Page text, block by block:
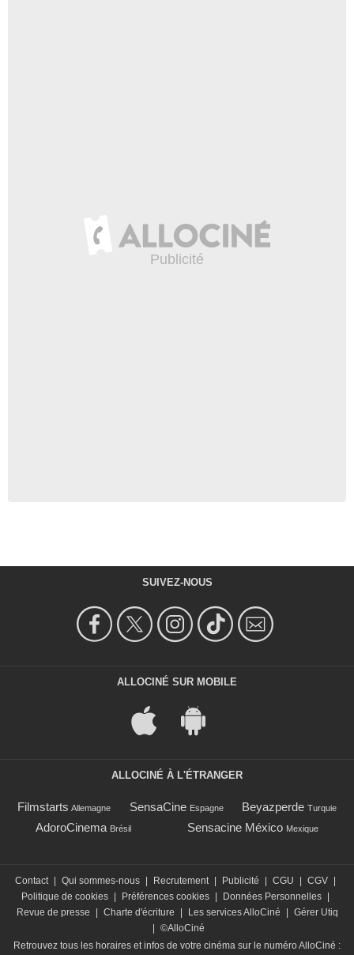
SUIVEZ-NOUS
ALLOCINÉ SUR MOBILE
ALLOCINÉ À L'ÉTRANGER
Filmstarts Allemagne SensaCine Espagne Beyazperde Turquie
AdoroCinema Brésil Sensacine México Mexique
Contact Qui sommes-nous Recrutement Publicité CGU CGV
Politique de cookies
Préférences cookies Données Personnelles
Revue de presse
Charte d'écriture Les services AlloCiné
Gérer Utiq
©AlloCiné
Retrouvez tous les horaires et infos de votre cinéma sur le numéro AlloCiné :